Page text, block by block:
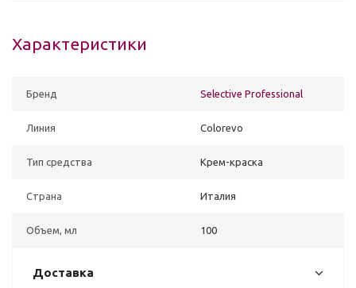
Характеристики
Бренд Selective Professional
Линия Colorevo
Тип средства Крем-краска
Страна Италия
Объем, мл 100
Доставка